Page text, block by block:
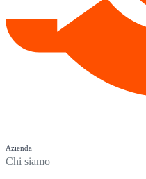
Azienda
Chi siamo